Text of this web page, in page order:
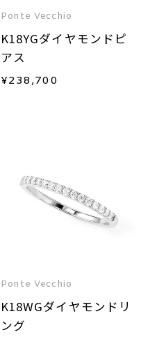
Ponte Vecchio
K18YGダイヤモンドピ
アス
¥238,700
Ponte Vecchio
K18WGダイヤモンドリ
ング